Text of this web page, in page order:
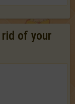
of your